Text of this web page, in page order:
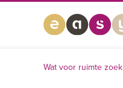
Wat voor ruimte zoek